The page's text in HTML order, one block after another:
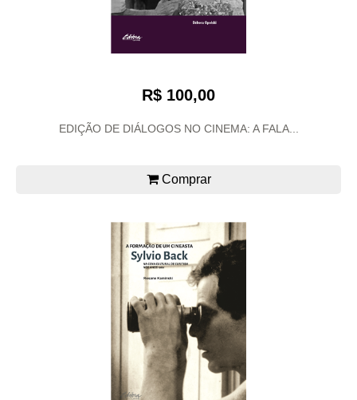
R$ 100,00
EDIÇÃO DE DIÁLOGOS NO CINEMA: A FALA...
Comprar